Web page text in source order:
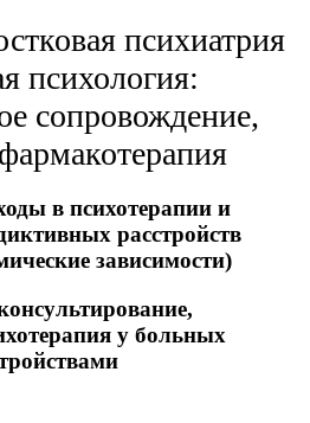
психиатрия
психология:
сопровождение,
в психотерапии и
расстройств
зависимости)
у больных